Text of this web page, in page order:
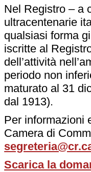
Nel Registro – a
ultracentenarie
qualsiasi forma
iscritte al
dell’attività
periodo non
maturato al 31
dal 1913).
Per informazioni
Camera di
Scarica la